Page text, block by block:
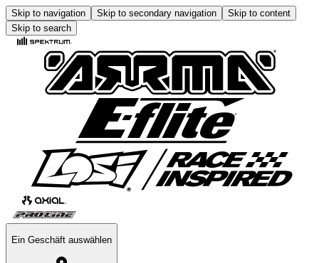
Skip to navigation Skip to secondary navigation
Skip to content
Skip to search
Ein Geschäft auswählen